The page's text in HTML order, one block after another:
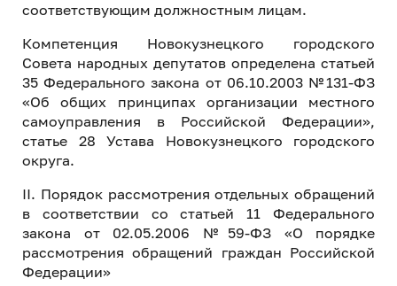
соответствующим должностным лицам.
Компетенция Новокузнецкого городского
Совета народных депутатов определена статьей
35 Федерального закона от 06.10.2003 №131-ФЗ
«Об общих принципах организации местного
самоуправления в Российской Федерации»,
статье 28 Устава Новокузнецкого городского
округа.
II. Порядок рассмотрения отдельных обращений
в соответствии со статьей 11 Федерального
закона от 02.05.2006 №59-ФЗ «О порядке
рассмотрения обращений граждан Российской
Федерации»